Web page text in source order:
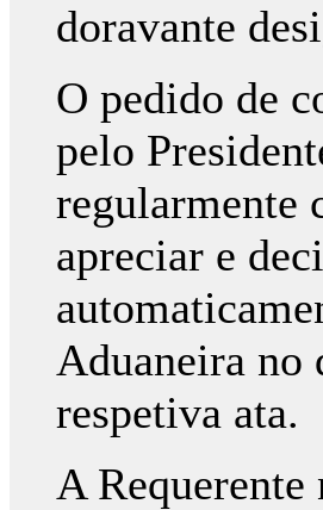
doravante
O pedido de
pelo
regularmente
apreciar e
Aduaneira no
respetiva ata.
A Requerente